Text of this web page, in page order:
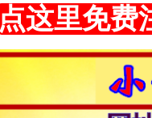
点这里免费